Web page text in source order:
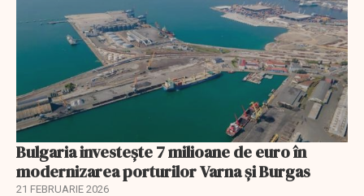
Bulgaria investește 7 milioane de euro în
modernizarea porturilor Varna și Burgas
21 FEBRUARIE 2026